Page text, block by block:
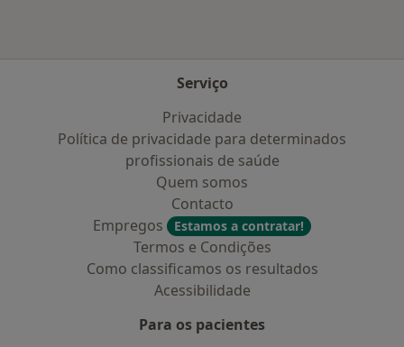
Serviço
Privacidade
Política de privacidade para determinados
profissionais de saúde
Quem somos
Contacto
Empregos
Estamos a contratar!
Termos e Condições
Como classificamos os resultados
Acessibilidade
Para os pacientes